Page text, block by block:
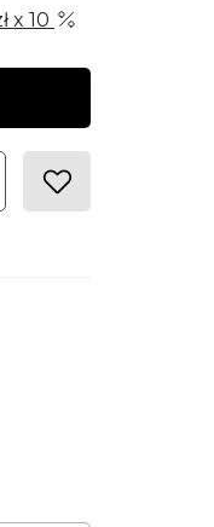
x 10